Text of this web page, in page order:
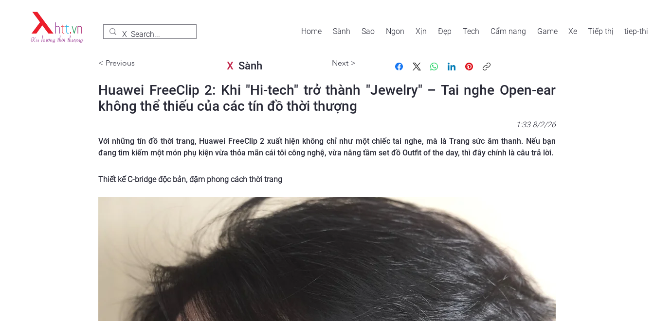
Home Sành Sao Ngon Xịn Đẹp Tech Cẩm nang Game Xe Tiếp thị tiep-thi
< Previous XSành Next >
Huawei FreeClip 2: Khi "Hi-tech" trở thành "Jewelry" – Tai nghe Open-ear
không thể thiếu của các tín đồ thời thượng
1:33 8/2/26
Với những tín đồ thời trang, Huawei FreeClip 2 xuất hiện không chỉ như một chiếc tai nghe, mà là Trang sức âm thanh. Nếu bạn
đang tìm kiếm một món phụ kiện vừa thỏa mãn cái tôi công nghệ, vừa nâng tầm set đồ Outfit of the day, thì đây chính là câu trả lời.
Thiết kế C-bridge độc bản, đậm phong cách thời trang